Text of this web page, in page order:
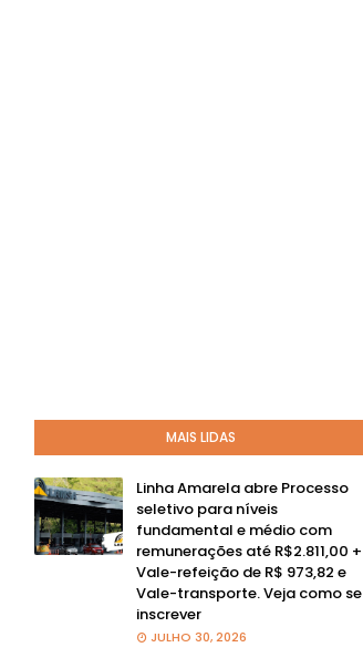
MAIS LIDAS
Linha Amarela abre Processo
seletivo para níveis
fundamental e médio com
remunerações até R$2.811,00 +
Vale-refeição de R$ 973,82 e
Vale-transporte. Veja como se
inscrever
JULHO 30, 2026